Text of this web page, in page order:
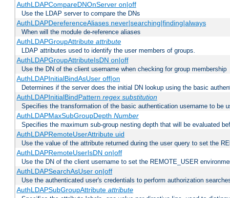
AuthLDAPCompareDNOnServer on|off
Use the LDAP server to compare the DNs
AuthLDAPDereferenceAliases never|searching|finding|always
When will the module de-reference aliases
AuthLDAPGroupAttribute attribute
LDAP attributes used to identify the user members of groups.
AuthLDAPGroupAttributeIsDN on|off
Use the DN of the client username when checking for group membership
AuthLDAPInitialBindAsUser off|on
Determines if the server does the initial DN lookup using the basic
AuthLDAPInitialBindPattern regex substitution
Specifies the transformation of the basic authentication username to be
AuthLDAPMaxSubGroupDepth Number
Specifies the maximum sub-group nesting depth that will be evaluated
AuthLDAPRemoteUserAttribute uid
Use the value of the attribute returned during the user query to set the
AuthLDAPRemoteUserIsDN on|off
Use the DN of the client username to set the REMOTE_USER
AuthLDAPSearchAsUser on|off
Use the authenticated user's credentials to perform authorization
AuthLDAPSubGroupAttribute attribute